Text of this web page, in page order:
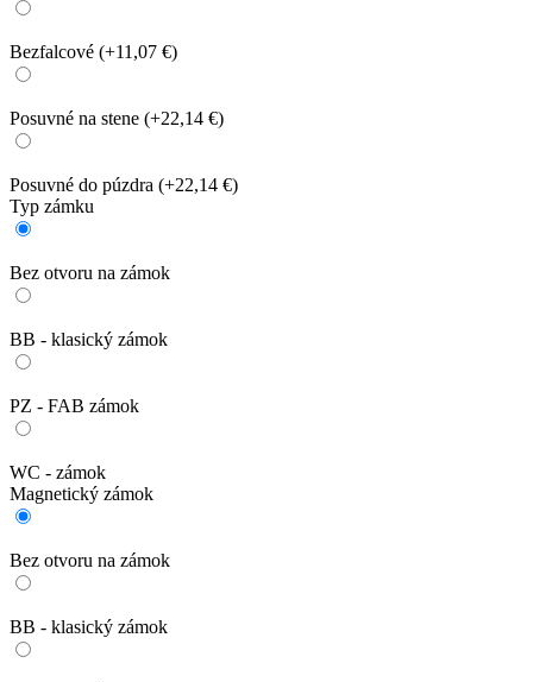
Bezfalcové (+11,07 €)
Posuvné na stene (+22,14 €)
Posuvné do púzdra (+22,14 €)
Typ zámku
Bez otvoru na zámok
BB - klasický zámok
PZ - FAB zámok
WC - zámok
Magnetický zámok
Bez otvoru na zámok
BB - klasický zámok